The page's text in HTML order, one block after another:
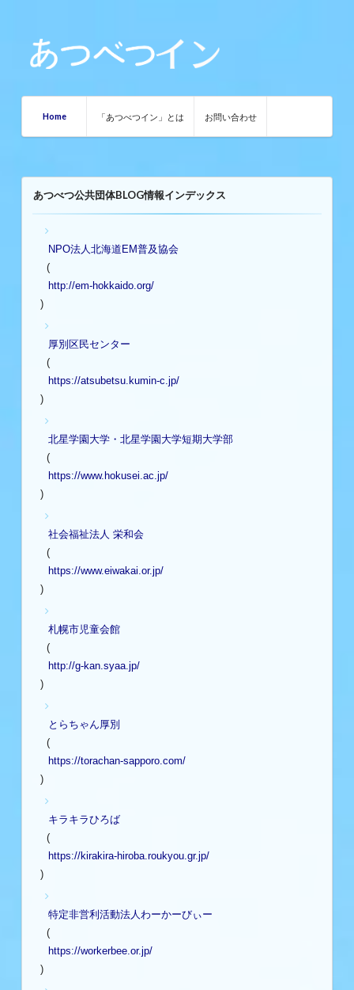
Home 「あつべつイン」とは お問い合わせ
あつべつ公共団体BLOG情報インデックス
NPO法人北海道EM普及協会
(
http://em-hokkaido.org/
)
厚別区民センター
(
https://atsubetsu.kumin-c.jp/
)
北星学園大学・北星学園大学短期大学部
(
https://www.hokusei.ac.jp/
)
社会福祉法人 栄和会
(
https://www.eiwakai.or.jp/
)
札幌市児童会館
(
http://g-kan.syaa.jp/
)
とらちゃん厚別
(
https://torachan-sapporo.com/
)
キラキラひろば
(
https://kirakira-hiroba.roukyou.gr.jp/
)
特定非営利活動法人わーかーびぃー
(
https://workerbee.or.jp/
)